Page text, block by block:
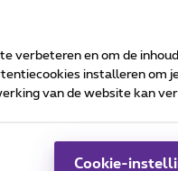
en om de
installeren om
van de website kan
Cookie-